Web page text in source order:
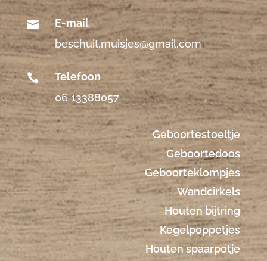

E-mail
beschuit.muisjes@gmail.com

Telefoon
06 13388057
Geboortestoeltje
Geboortedoos
Geboorteklompjes
Wandcirkels
Houten bijtring
Kegelpoppetjes
Houten spaarpotje